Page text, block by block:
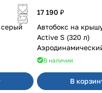
17 190 ₽
Автобокс на
Active S (320 л)
двусторонним
В наличии
В